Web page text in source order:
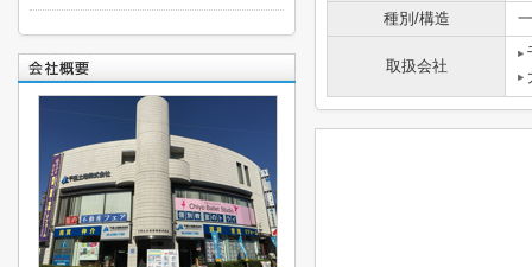
種別/構造
取扱会社